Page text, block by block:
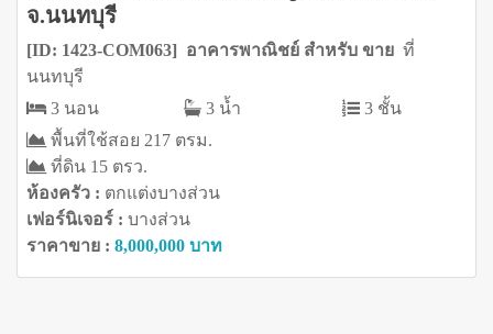
จ.นนทบุรี
[ID: 1423-COM063] อาคารพาณิชย์ สำหรับ ขาย ที่
นนทบุรี
3 นอน
3 น้ำ
3 ชั้น
พื้นที่ใช้สอย 217 ตรม.
ที่ดิน 15 ตรว.
ห้องครัว : ตกแต่งบางส่วน
เฟอร์นิเจอร์ : บางส่วน
ราคาขาย : 8,000,000 บาท